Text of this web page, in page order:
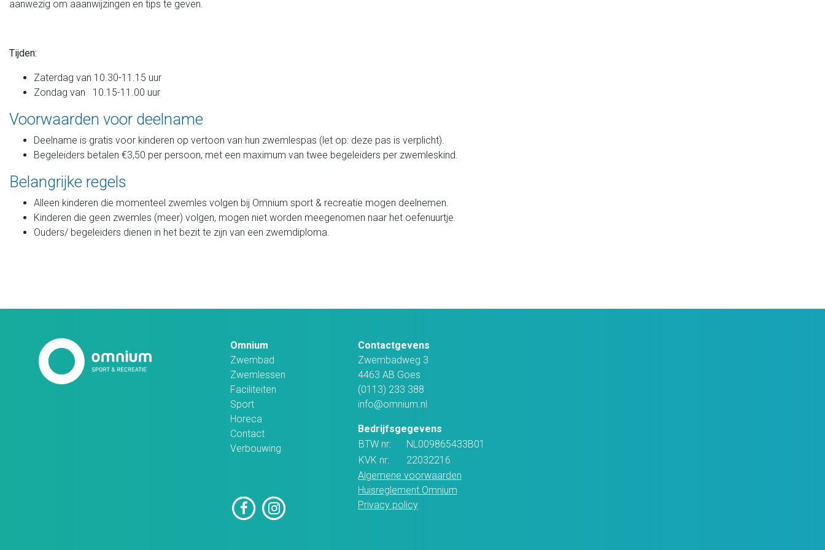
aanwezig om aaanwijzingen en tips te geven.
Tijden:
Zaterdag van 10.30-11.15 uur
Zondag van 10.15-11.00 uur
Voorwaarden voor deelname
Deelname is gratis voor kinderen op vertoon van hun zwemlespas (let op: deze pas is verplicht).
Begeleiders betalen €3,50 per persoon, met een maximum van twee begeleiders per zwemleskind.
Belangrijke regels
Alleen kinderen die momenteel zwemles volgen bij Omnium sport & recreatie mogen deelnemen.
Kinderen die geen zwemles (meer) volgen, mogen niet worden meegenomen naar het oefenuurtje.
Ouders/ begeleiders dienen in het bezit te zijn van een zwemdiploma.
Omnium
Zwembad
Zwemlessen
Faciliteiten
Sport
Horeca
Contact
Verbouwing
Contactgevens
Zwembadweg 3
4463 AB Goes
(0113) 233 388
info@omnium.nl
Bedrijfsgegevens
BTW nr:
NL009865433B01
KVK nr:
22032216
Algemene voorwaarden
Huisreglement Omnium
Privacy policy